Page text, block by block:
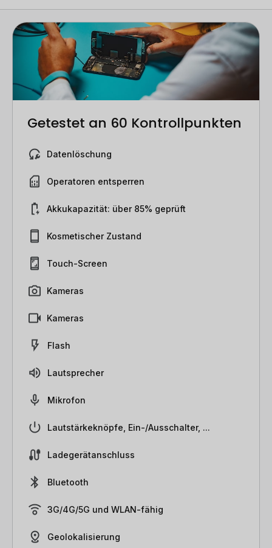
Getestet an 60 Kontrollpunkten
Datenlöschung
Operatoren entsperren
Akkukapazität: über 85% geprüft
Kosmetischer Zustand
Touch-Screen
Kameras
Kameras
Flash
Lautsprecher
Mikrofon
Lautstärkeknöpfe, Ein-/Ausschalter, ...
Ladegerätanschluss
Bluetooth
3G/4G/5G und WLAN-fähig
Geolokalisierung